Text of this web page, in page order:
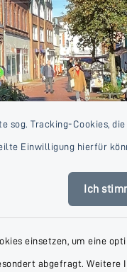
sog. Tracking-Cookies,
Einwilligung hierfür
Ich
einsetzen, um eine
abgefragt. Weitere